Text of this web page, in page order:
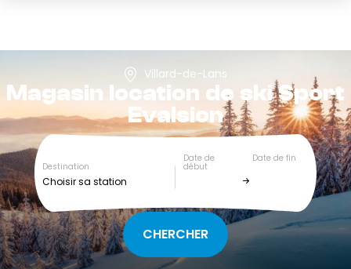
Villard-de-Lans
Magasin location de skiSport
Evalsion
Destination
Choisir sa station
Date de
début
Date de fin